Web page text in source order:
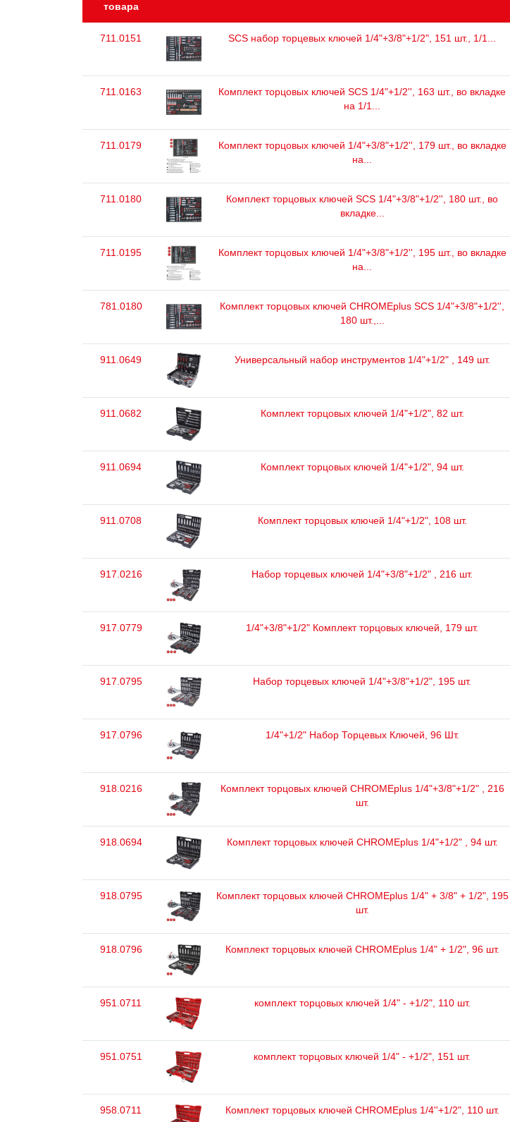
товара
711.0151 SCS набор торцевых ключей 1/4"+3/8"+1/2", 151 шт., 1/1...
711.0163
Комплект торцовых ключей SCS 1/4"+1/2'', 163 шт., во вкладке
на 1/1...
711.0179
Комплект торцовых ключей 1/4"+3/8"+1/2'', 179 шт., во вкладке
на...
711.0180
Комплект торцовых ключей SCS 1/4"+3/8"+1/2'', 180 шт., во
вкладке...
711.0195
Комплект торцовых ключей 1/4"+3/8"+1/2'', 195 шт., во вкладке
на...
781.0180
Комплект торцовых ключей CHROMEplus SCS 1/4"+3/8"+1/2'',
180 шт.,...
911.0649 Универсальный набор инструментов 1/4"+1/2" , 149 шт.
911.0682 Комплект торцовых ключей 1/4"+1/2", 82 шт.
911.0694 Комплект торцовых ключей 1/4"+1/2", 94 шт.
911.0708 Комплект торцовых ключей 1/4"+1/2", 108 шт.
917.0216 Набор торцевых ключей 1/4"+3/8"+1/2" , 216 шт.
917.0779 1/4"+3/8"+1/2" Комплект торцовых ключей, 179 шт.
917.0795 Набор торцевых ключей 1/4"+3/8"+1/2", 195 шт.
917.0796 1/4"+1/2" Набор Торцевых Ключей, 96 Шт.
918.0216
Комплект торцовых ключей CHROMEplus 1/4"+3/8"+1/2" , 216
шт.
918.0694 Комплект торцовых ключей CHROMEplus 1/4"+1/2" , 94 шт.
918.0795
Комплект торцовых ключей CHROMEplus 1/4" + 3/8" + 1/2", 195
шт.
918.0796 Комплект торцовых ключей CHROMEplus 1/4" + 1/2", 96 шт.
951.0711 комплект торцовых ключей 1/4" - +1/2", 110 шт.
951.0751 комплект торцовых ключей 1/4" - +1/2", 151 шт.
958.0711 Комплект торцовых ключей CHROMEplus 1/4''+1/2", 110 шт.